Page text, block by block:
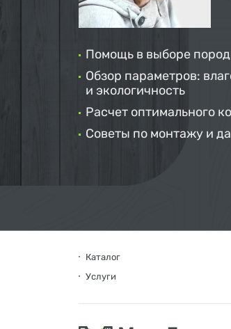
Помощь в выборе
Обзор параметров:
и экологичность
Расчет оптимального
Советы по монтажу и
Каталог
Услуги